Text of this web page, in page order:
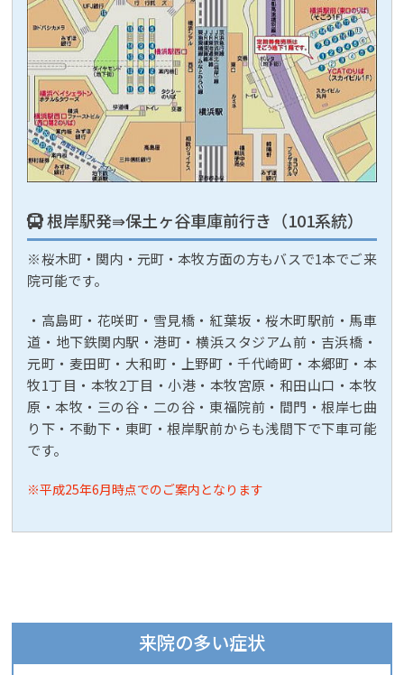
根岸駅発⇛保土ヶ谷車庫前行き（101系統）
※桜木町・関内・元町・本牧方面の方もバスで1本でご来
院可能です。
・高島町・花咲町・雪見橋・紅葉坂・桜木町駅前・馬車
道・地下鉄関内駅・港町・横浜スタジアム前・吉浜橋・
元町・麦田町・大和町・上野町・千代崎町・本郷町・本
牧1丁目・本牧2丁目・小港・本牧宮原・和田山口・本牧
原・本牧・三の谷・二の谷・東福院前・間門・根岸七曲
り下・不動下・東町・根岸駅前からも浅間下で下車可能
です。
※平成25年6月時点でのご案内となります
来院の多い症状